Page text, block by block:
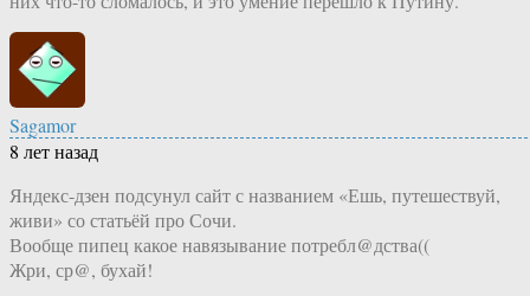
Sagamor
8 лет назад
Яндекс-дзен подсунул сайт с названием «Ешь, путешествуй,
живи» со статьёй про Сочи.
Вообще пипец какое навязывание потребл@дства((
Жри, ср@, бухай!